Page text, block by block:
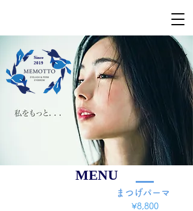
Since
2019
まつげパーマ
​¥8,800
MENU